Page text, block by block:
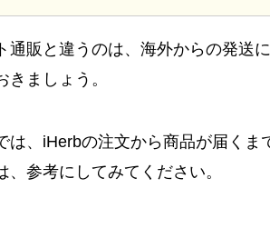
通販と違うのは、海外からの発送
きましょう。
は、iHerbの注文から商品が届く
、参考にしてみてください。